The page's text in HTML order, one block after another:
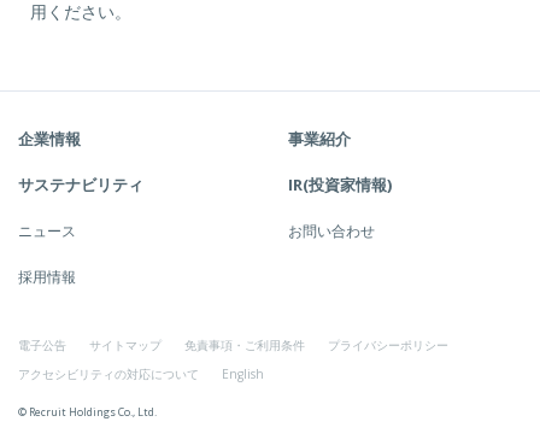
用ください。
企業情報 事業紹介
サステナビリティ IR(投資家情報)
ニュース お問い合わせ
採用情報
電子公告 サイトマップ 免責事項・ご利用条件
プライバシーポリシー
アクセシビリティの対応について
English
© Recruit Holdings Co., Ltd.